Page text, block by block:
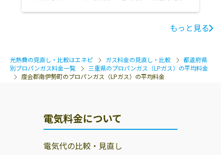
もっと見る
光熱費の見直し・比較はエネピ ガス料金の見直し・比較
都道府県
別プロパンガス料金一覧
三重県のプロパンガス（LPガス）の平均料金
度会郡南伊勢町のプロパンガス（LPガス）の平均料金
電気料金について
電気代の比較・見直し